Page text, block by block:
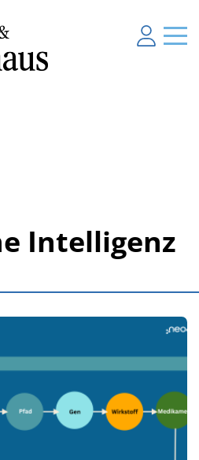
Intelligenz